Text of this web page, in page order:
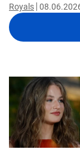
Royals